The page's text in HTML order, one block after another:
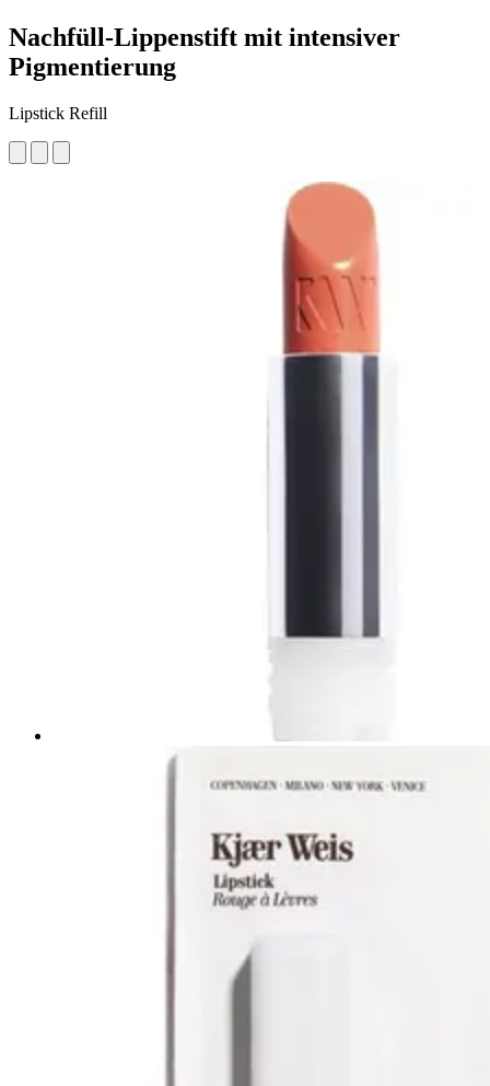
Nachfüll-Lippenstift mit intensiver
Pigmentierung
Lipstick Refill